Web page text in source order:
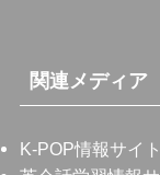
関連メディア
K-POP情報サイト